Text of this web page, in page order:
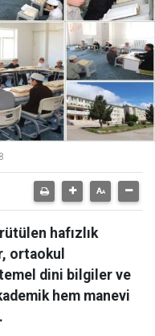
hafızlık
ortaokul
dini bilgiler ve
hem manevi